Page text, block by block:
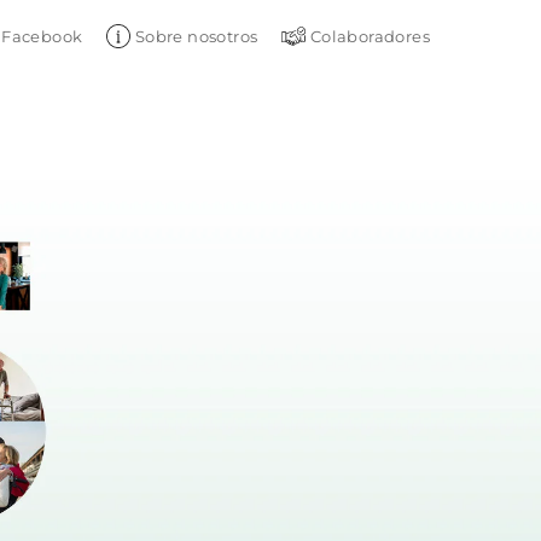
Sobre nosotros Colaboradores